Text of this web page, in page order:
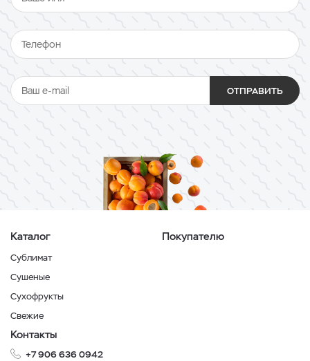
ОТПРАВИТЬ
Каталог
Сублимат
Сушеные
Сухофрукты
Свежие
Покупателю
Контакты
+7 906 636 0942